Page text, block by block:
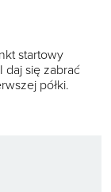
startowy
daj się zabrać
półki.